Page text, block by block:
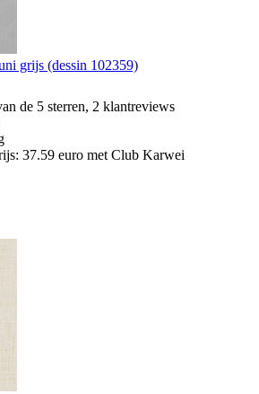
grijs (dessin 102359)
de 5 sterren, 2 klantreviews
37.59 euro met Club Karwei